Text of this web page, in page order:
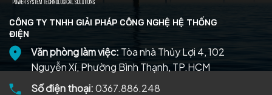
CÔNG TY TNHH GIẢI PHÁP CÔNG NGHỆ HỆ THỐNG
ĐIỆN
Văn phòng làm việc: Tòa nhà Thủy Lợi 4, 102
Nguyễn Xí, Phường Bình Thạnh, TP.HCM
Số điện thoại:0367.886.248